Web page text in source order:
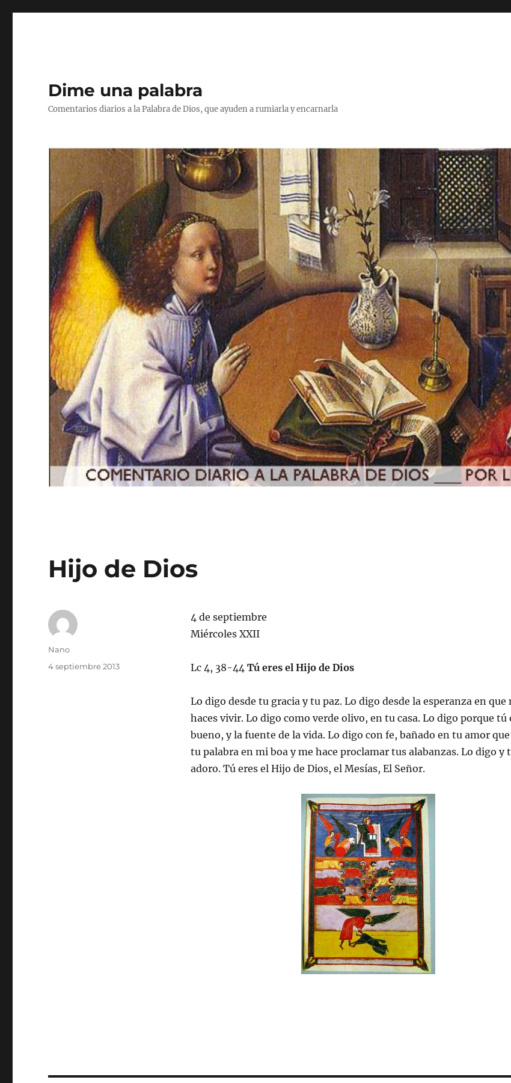
Dime una palabra
Comentarios diarios a la Palabra de Dios, que ayuden a rumiarla y encarnarla
Hijo de Dios
4 de septiembre
Miércoles XXII
Lc 4, 38-44 Tú eres el Hijo de Dios
Lo digo desde tu gracia y tu paz. Lo digo desde la esperanza en que
haces vivir. Lo digo como verde olivo, en tu casa. Lo digo porque tú
bueno, y la fuente de la vida. Lo digo con fe, bañado en tu amor
tu palabra en mi boa y me hace proclamar tus alabanzas. Lo digo y
adoro. Tú eres el Hijo de Dios, el Mesías, El Señor.
Autor
Nano
Publicado
4 septiembre 2013